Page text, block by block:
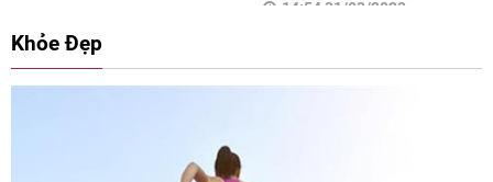
14:54 31/03/2023
Khỏe Đẹp